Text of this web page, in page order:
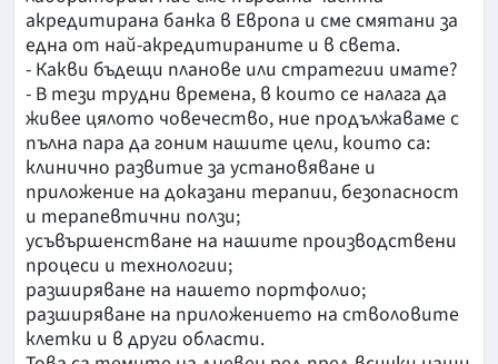
акредитирана банка в Европа и сме смятани за
една от най-акредитираните и в света.
- Какви бъдещи планове или стратегии имате?
- В тези трудни времена, в които се налага да
живее цялото човечество, ние продължаваме с
пълна пара да гоним нашите цели, които са:
клинично развитие за установяване и
приложение на доказани терапии, безопасност
и терапевтични ползи;
усъвършенстване на нaшите производствени
процеси и технологии;
разширяване на нашето портфолио;
разширяване на приложението на стволовите
клетки и в други области.